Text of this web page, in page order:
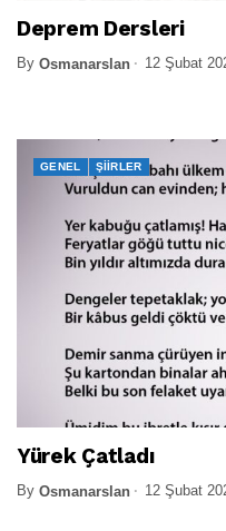
Deprem Dersleri
By Osmanarslan 12 Şubat
GENEL ŞIIRLER
Yürek Çatladı
By Osmanarslan 12 Şubat